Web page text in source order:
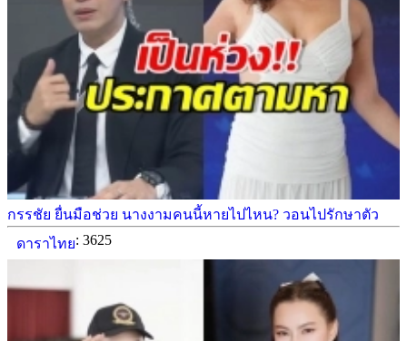
กรรชัย ยื่นมือช่วย นางงามคนนี้หายไปไหน? วอนไปรักษาตัว
ดาราไทย: 3625